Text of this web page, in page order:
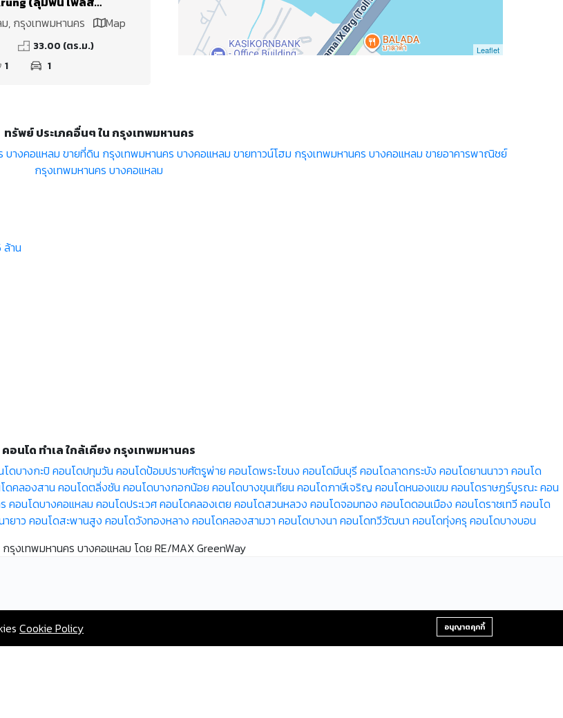
ริญกรุง) ติดกับสำนักงาน
ลม ใกล้ห้าง เทอร์มิ
ม 3 เดินเพียง8นาที
ร้อมอยู่
ม, กรุงเทพมหานคร Map
33.00 (ตร.ม.)
1 1
Leaflet
ทรัพย์ ประเภคอื่นๆ ใน กรุงเทพมหานคร
บางคอแหลม ขายที่ดิน กรุงเทพมหานคร บางคอแหลม ขายทาวน์โฮม กรุงเทพมหานคร บางคอแหลม ขายอาคารพาณิชย์
กรุงเทพมหานคร บางคอแหลม
ล้าน
คอนโด ทำเล ใกล้เคียง กรุงเทพมหานคร
ดบางกะปิ คอนโดปทุมวัน คอนโดป้อมปราบศัตรูพ่าย คอนโดพระโขนง คอนโดมีนบุรี คอนโดลาดกระบัง คอนโดยานนาวา คอนโด
ดคลองสาน คอนโดตลิ่งชัน คอนโดบางกอกน้อย คอนโดบางขุนเทียน คอนโดภาษีเจริญ คอนโดหนองแขม คอนโดราษฎร์บูรณะคอน
คอนโดบางคอแหลม คอนโดประเวศคอนโดคลองเตย คอนโดสวนหลวง คอนโดจอมทอง คอนโดดอนเมือง คอนโดราชเทวี คอนโด
ยาว คอนโดสะพานสูง คอนโดวังทองหลาง คอนโดคลองสามวา คอนโดบางนา คอนโดทวีวัฒนา คอนโดทุ่งครุ คอนโดบางบอน
รุงเทพมหานคร บางคอแหลม โดย RE/MAX GreenWay
+66-2-840-2224, 081-638-9190
Cookie Policy อนุญาตคุกกี้